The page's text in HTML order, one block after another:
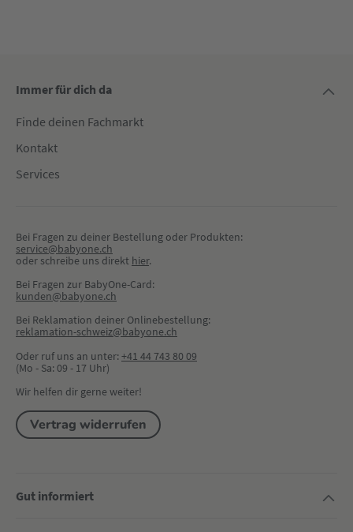
Immer für dich da
Finde deinen Fachmarkt
Kontakt
Services
Bei Fragen zu deiner Bestellung oder Produkten:
service@babyone.ch
oder schreibe uns direkt hier.
Bei Fragen zur BabyOne-Card:
kunden@babyone.ch
Bei Reklamation deiner Onlinebestellung:
reklamation-schweiz@babyone.ch
Oder ruf uns an unter:+41 44 743 80 09
(Mo - Sa: 09 - 17 Uhr)
Wir helfen dir gerne weiter!
Vertrag widerrufen
Gut informiert